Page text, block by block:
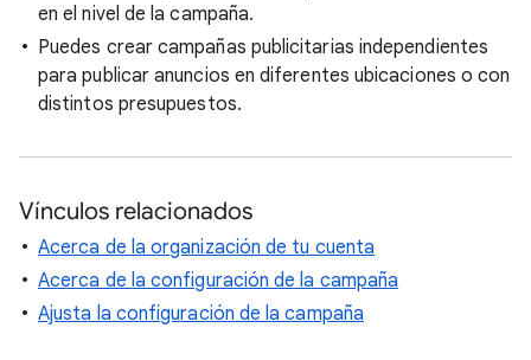
en el nivel de la campaña.
Puedes crear campañas publicitarias independientes
para publicar anuncios en diferentes ubicaciones o con
distintos presupuestos.
Vínculos relacionados
Acerca de la organización de tu cuenta
Acerca de la configuración de la campaña
Ajusta la configuración de la campaña